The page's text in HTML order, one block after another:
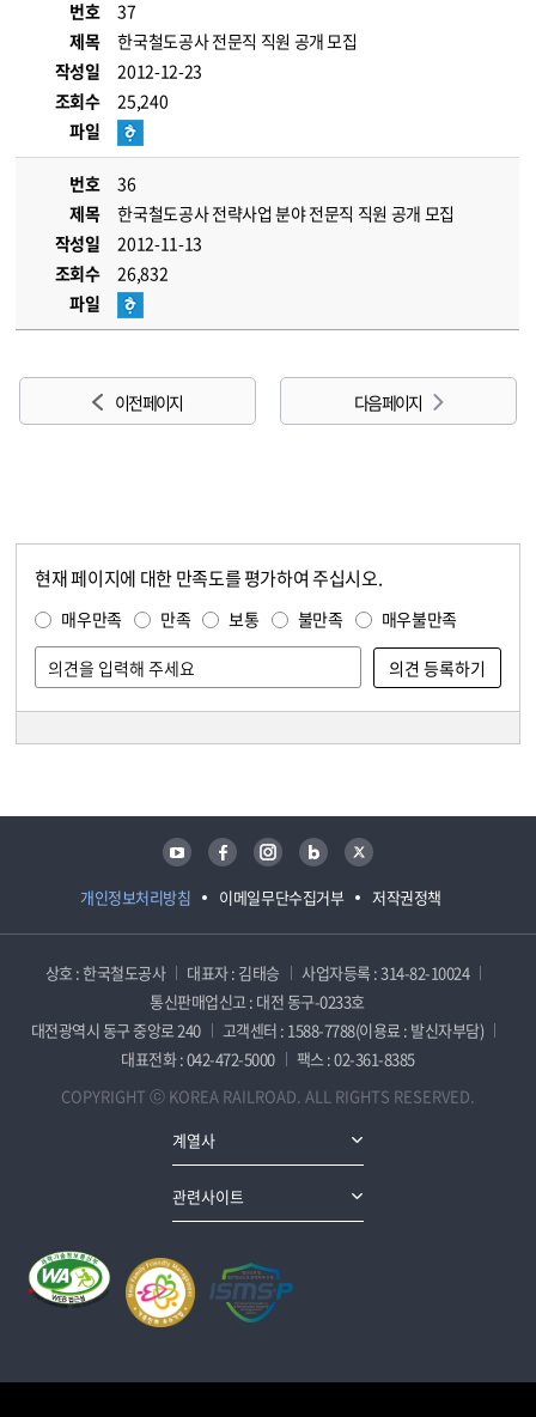
번호
37
제목
한국철도공사 전문직 직원 공개 모집
작성일
2012-12-23
조회수
25,240
파일
번호
36
제목
한국철도공사 전략사업 분야 전문직 직원 공개 모집
작성일
2012-11-13
조회수
26,832
파일
이전 페이지 다음 페이지
현재 페이지에 대한 만족도를 평가하여 주십시오.
매우만족 만족 보통 불만족 매우불만족
개인정보처리방침 이메일무단수집거부 저작권정책
유튜브 페이스북 인스타그램 블로그 트위터
상호 : 한국철도공사 대표자 : 김태승
사업자등록 : 314-82-10024
통신판매업신고 : 대전 동구-0233호
대전광역시 동구 중앙로 240
고객센터 : 1588-7788(이용료 : 발신자부담)
대표전화 : 042-472-5000
팩스 : 02-361-8385
COPYRIGHT ⓒ KOREA RAILROAD. ALL RIGHTS RESERVED.
계열사
관련사이트